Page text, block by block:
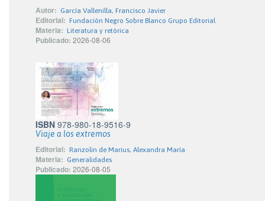
Autor: García Vallenilla, Francisco Javier
Editorial: Fundación Negro Sobre Blanco Grupo Editorial
Materia: Literatura y retórica
Publicado: 2026-08-06
ISBN 978-980-18-9516-9
Viaje a los extremos
Editorial: Ranzolin de Marius, Alexandra María
Materia: Generalidades
Publicado: 2026-08-05